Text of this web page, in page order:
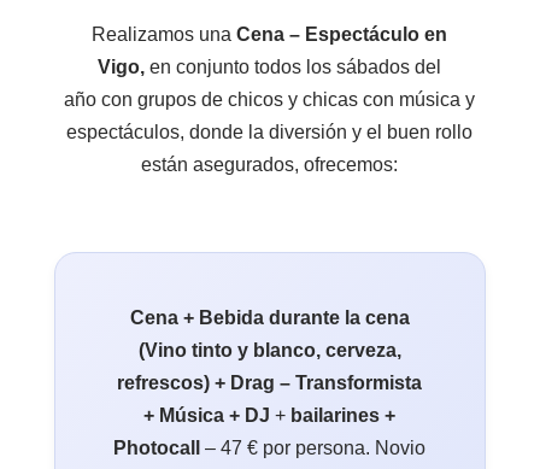
Realizamos unaCena – Espectáculo en
Vigo, en conjunto todos los sábados del
año con grupos de chicos y chicas con música y
espectáculos, donde la diversión y el buen rollo
están asegurados, ofrecemos:
Cena + Bebida durante la cena
(Vino tinto y blanco, cerveza,
refrescos) + Drag – Transformista
+ Música + DJ+ bailarines +
Photocall– 47 € por persona. Novio